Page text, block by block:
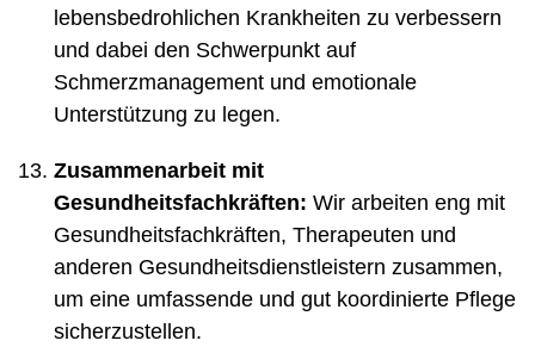
lebensbedrohlichen Krankheiten zu verbessern
und dabei den Schwerpunkt auf
Schmerzmanagement und emotionale
Unterstützung zu legen.
Zusammenarbeit mit
Gesundheitsfachkräften: Wir arbeiten eng mit
Gesundheitsfachkräften, Therapeuten und
anderen Gesundheitsdienstleistern zusammen,
um eine umfassende und gut koordinierte Pflege
sicherzustellen.